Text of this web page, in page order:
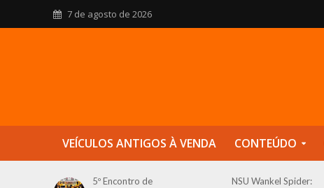
7 de agosto de 2026
VEÍCULOS ANTIGOS À VENDA CONTEÚDO
5º Encontro de
NSU Wankel Spider: